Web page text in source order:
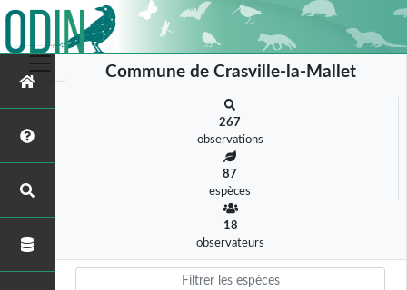
Commune de Crasville-la-Mallet
267
observations
87
espèces
18
observateurs